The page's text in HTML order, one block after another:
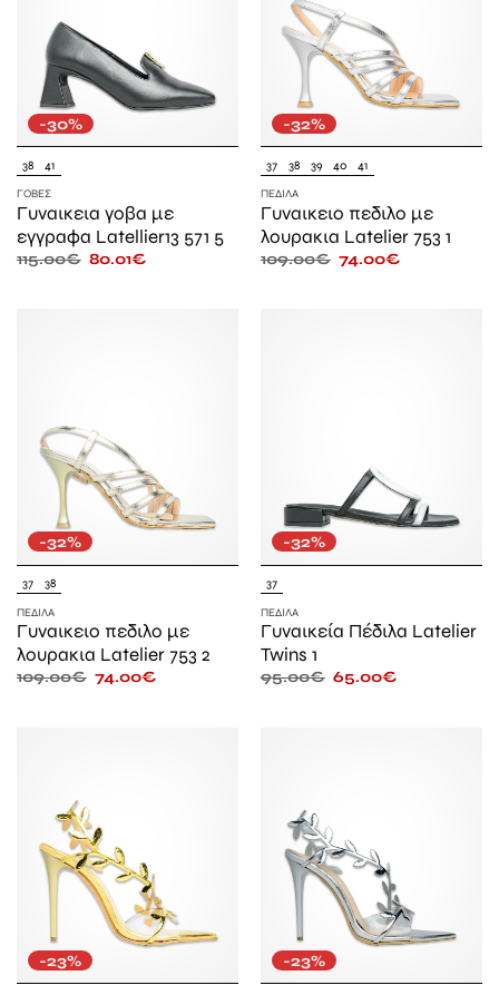
-30%
38 41
ΓΌΒΕΣ
Γυναικεια γοβα με
εγγραφα Latellier13 571 5
115.00€ 80.01€
-32%
37 38 39 40 41
ΠΈΔΙΛΑ
Γυναικειο πεδιλο με
λουρακια Latelier 753 1
109.00€ 74.00€
-32%
37 38
ΠΈΔΙΛΑ
Γυναικειο πεδιλο με
λουρακια Latelier 753 2
109.00€ 74.00€
-32%
37
ΠΈΔΙΛΑ
Γυναικεία Πέδιλα Latelier
Twins 1
95.00€ 65.00€
-23% -23%